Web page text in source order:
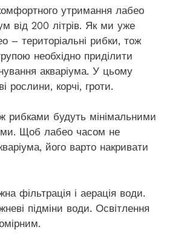
утримання лабео
від 200 літрів. Як ми уже
– територіальні рибки, тож
необхідно приділити
акваріума. У цьому
рослини, корчі, гроти.
рибками будуть мінімальними
Щоб лабео часом не
його варто накривати
фільтрація і аерація води.
підміни води. Освітлення